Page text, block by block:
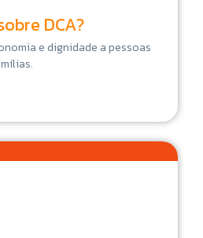
DCA?
e dignidade a pessoas